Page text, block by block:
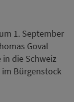
1. September
Goval
die Schweiz
Bürgenstock